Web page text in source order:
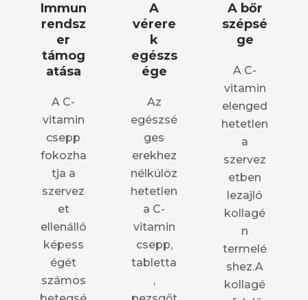
Immun
rendsz
er
támog
atása
A C-
vitamin
csepp
fokozha
tja a
szervez
et
ellenálló
képess
égét
számos
A
vérere
k
egészs
ége
Az
egészsé
ges
erekhez
nélkülöz
hetetlen
a C-
vitamin
csepp,
tabletta
,
A bőr
szépsé
ge
A C-
vitamin
elenged
hetetlen
a
szervez
etben
lezajló
kollagé
n
termelé
shez.A
kollagé